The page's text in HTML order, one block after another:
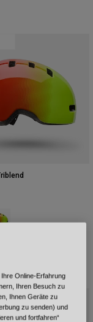
type of Galaxy
swatch type of
Online-Erfahrung
Ihren Besuch zu
Ihnen Geräte zu
zu senden) und
und fortfahren“